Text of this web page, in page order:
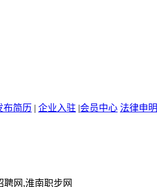
布简历 | 企业入驻 |会员中心 法律申明
网,淮南职步网